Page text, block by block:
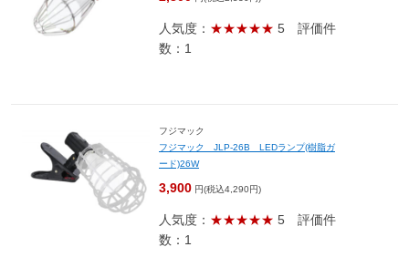
人気度： ★★★★★ 5 評価件
数：1
フジマック
フジマック JLP-26B LEDランプ(樹脂ガ
ード)26W
3,900 円(税込4,290円)
人気度： ★★★★★ 5 評価件
数：1